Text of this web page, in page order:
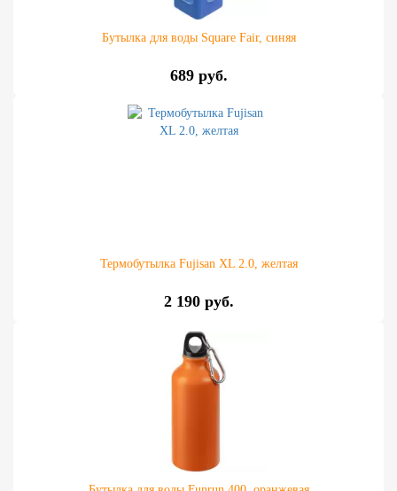
Бутылка для воды Square Fair, синяя
689 руб.
Термобутылка Fujisan XL 2.0, желтая
2 190 руб.